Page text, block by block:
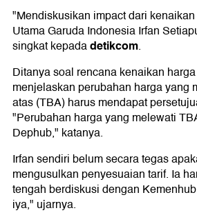
"Mendiskusikan impact dari
Utama Garuda Indonesia Irfan
singkat kepadadetikcom.
Ditanya soal rencana kenaikan
menjelaskan perubahan harga yang
atas (TBA) harus mendapat
"Perubahan harga yang melewati
Dephub," katanya.
Irfan sendiri belum secara tegas
mengusulkan penyesuaian tarif. Ia
tengah berdiskusi dengan
iya," ujarnya.